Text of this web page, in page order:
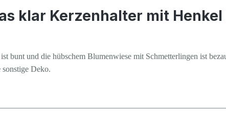
klar Kerzenhalter mit Henkel
bunt und die hübschem Blumenwiese mit Schmetterlingen ist
Deko.